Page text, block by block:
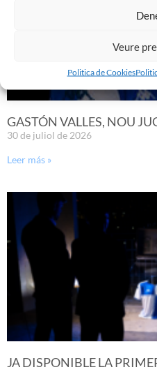
Veure
Politica de Cookies
GASTÓN VALLES, NOU
30 de juliol de 2026
Leer más »
JA DISPONIBLE LA